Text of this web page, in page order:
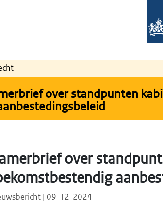
over standpunten
over
| 09-12-2024